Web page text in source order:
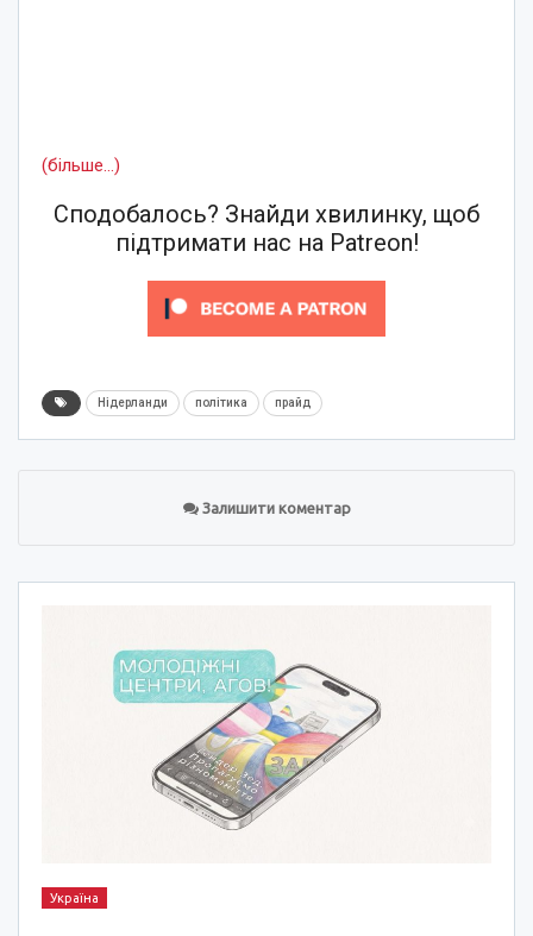
(більше…)
Сподобалось? Знайди хвилинку, щоб
підтримати нас на Patreon!
Нідерланди політика прайд
Залишити коментар
Україна